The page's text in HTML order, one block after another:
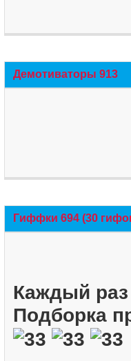
Демотиваторы 913
Гиффки 694 (30
Каждый
Подборка